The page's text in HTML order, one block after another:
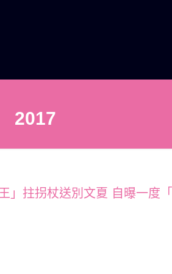
2017
」拄拐杖送別文夏 自曝一度